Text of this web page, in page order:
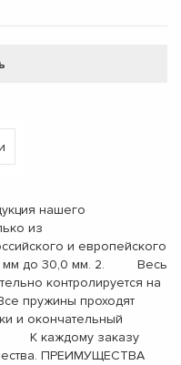
нашего
из
и европейского
мм до 30,0 мм. 2. Весь
контролируется на
пружины проходят
и окончательный
К каждому заказу
ПРЕИМУЩЕСТВА